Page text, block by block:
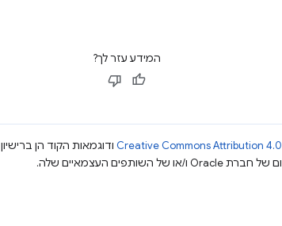
המידע עזר לך?
Creative Commons Attribution 4.0 ודוגמאות הקוד הן ברישיון